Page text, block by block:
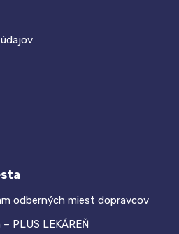
odberných miest dopravcov
PLUS LEKÁREŇ